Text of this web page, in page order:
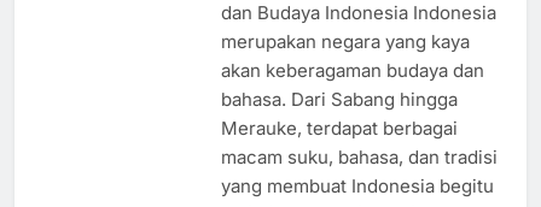
dan Budaya Indonesia Indonesia
merupakan negara yang kaya
akan keberagaman budaya dan
bahasa. Dari Sabang hingga
Merauke, terdapat berbagai
macam suku, bahasa, dan tradisi
yang membuat Indonesia begitu